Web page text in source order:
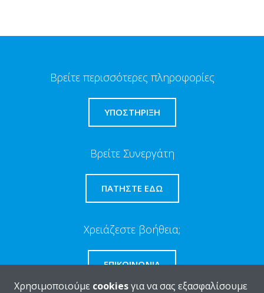
Βρείτε περισσότερες πληροφορίες
ΥΠΟΣΤΗΡΙΞΗ
Βρείτε Συνεργάτη
ΠΑΤΉΣΤΕ ΕΔΏ
Χρειάζεστε βοήθεια;
ΕΠΙΚΟΙΝΩΝΊΑ
Χρησιμοποιούμε cookiesγια να σας εξασφαλίσουμε